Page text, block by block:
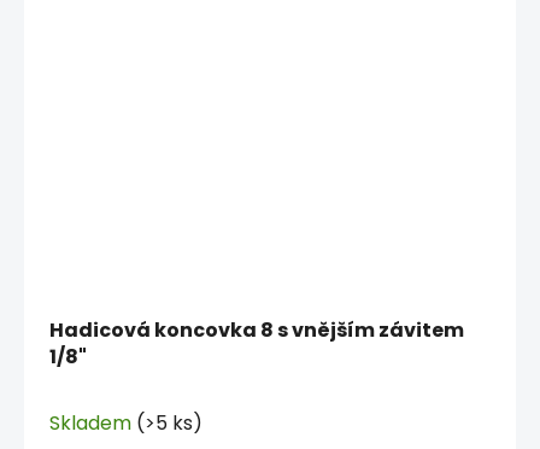
Hadicová koncovka 8 s vnějším závitem
1/8"
Skladem (>5 ks)